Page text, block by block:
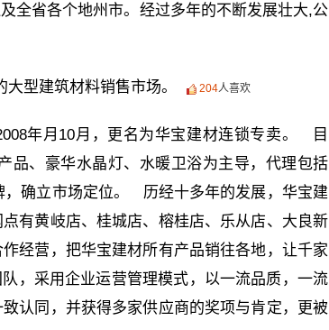
全省各个地州市。经过多年的不断发展壮大,公
型建筑材料销售市场。 204人喜欢
年月10月，更名为华宝建材连锁专卖。 目
品、豪华水晶灯、水暖卫浴为主导，代理包括
，确立市场定位。 历经十多年的发展，华宝建
有黄岐店、桂城店、榕桂店、乐从店、大良新
经营，把华宝建材所有产品销往各地，让千家
，采用企业运营管理模式，以一流品质，一流
认同，并获得多家供应商的奖项与肯定，更被